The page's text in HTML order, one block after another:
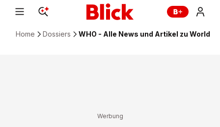
Home Dossiers WHO - Alle News und Artikel zu World